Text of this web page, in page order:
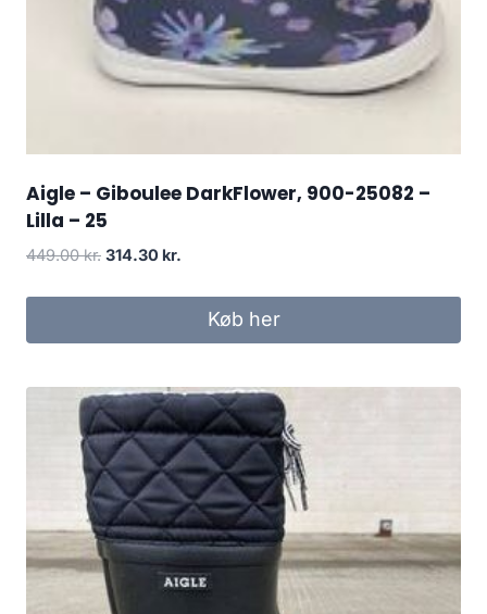
Aigle – Giboulee DarkFlower, 900-25082 –
Lilla – 25
449.00kr. Den
314.30 kr.
Køb her